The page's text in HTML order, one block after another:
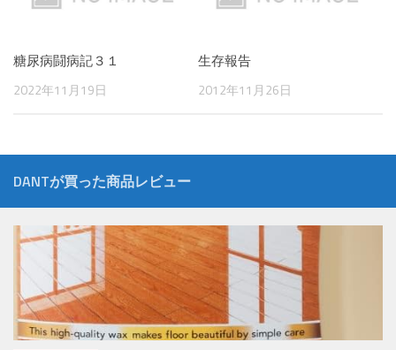
糖尿病闘病記３１
2022年11月19日
生存報告
2012年11月26日
DANTが買った商品レビュー